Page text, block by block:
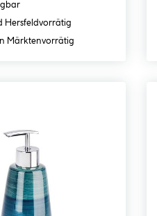
Hersfeldvorrätig
Märktenvorrätig